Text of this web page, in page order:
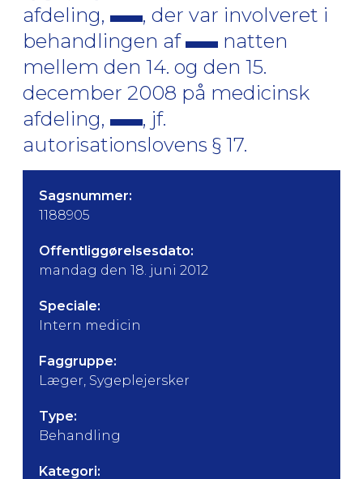
afdeling,
, der var involveret i
behandlingen af
natten
mellem den 14. og den 15.
december 2008 på medicinsk
afdeling,
, jf.
autorisationslovens § 17.
Sagsnummer:
1188905
Offentliggørelsesdato:
mandag den 18. juni 2012
Speciale:
Intern medicin
Faggruppe:
Læger, Sygeplejersker
Type:
Behandling
Kategori: